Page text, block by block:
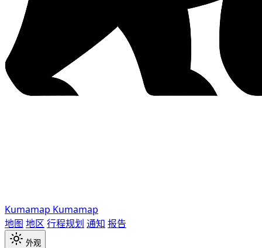
Kumamap Kumamap
地图 地区 行程规划 通知 报告
外观